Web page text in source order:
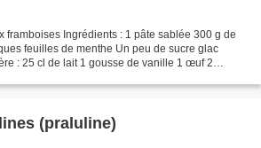
framboises Ingrédients : 1 pâte sablée 300 g de
feuilles de menthe Un peu de sucre glac
: 25 cl de lait 1 gousse de vanille 1 œuf 2
(praluline)